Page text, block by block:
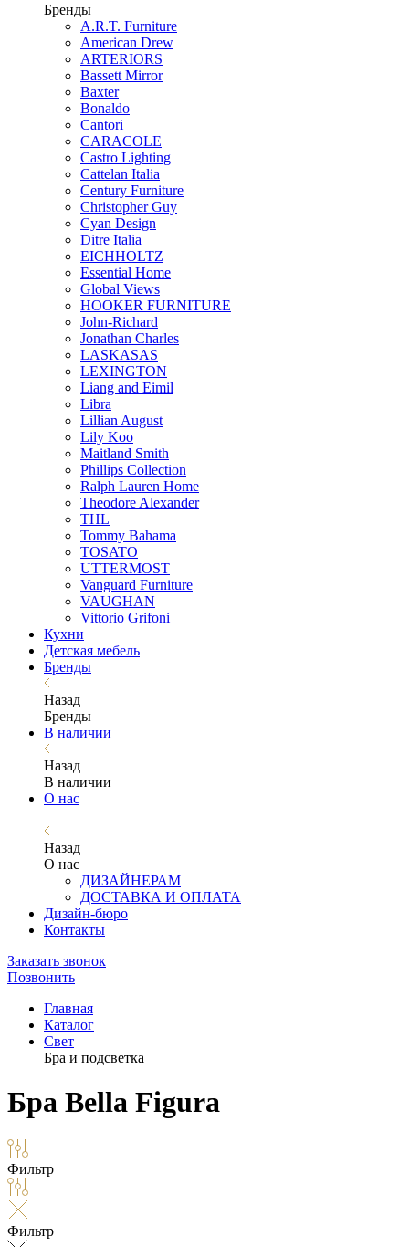
Бренды
A.R.T. Furniture
American Drew
ARTERIORS
Bassett Mirror
Baxter
Bonaldo
Cantori
CARACOLE
Castro Lighting
Cattelan Italia
Century Furniture
Christopher Guy
Cyan Design
Ditre Italia
EICHHOLTZ
Essential Home
Global Views
HOOKER FURNITURE
John-Richard
Jonathan Charles
LASKASAS
LEXINGTON
Liang and Eimil
Libra
Lillian August
Lily Koo
Maitland Smith
Phillips Collection
Ralph Lauren Home
Theodore Alexander
THL
Tommy Bahama
TOSATO
UTTERMOST
Vanguard Furniture
VAUGHAN
Vittorio Grifoni
Кухни
Детская мебель
Бренды
Назад
Бренды
В наличии
Назад
В наличии
О нас
Назад
О нас
ДИЗАЙНЕРАМ
ДОСТАВКА И ОПЛАТА
Дизайн-бюро
Контакты
Заказать звонок
Позвонить
Главная
Каталог
Свет
Бра и подсветка
Бра Bella Figura
Фильтр
Фильтр